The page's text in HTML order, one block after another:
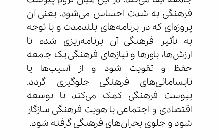
فرهنگی به شدت احساس می‌شود. یعنی آن
پروژه‌ای که در برنامه‌های بلندمدت و با توجه
به تأثیر فرهنگی آن برنامه‌ریزی شده تا
ارزش‌ها، باورها و نیازهای فرهنگی یک جامعه
حفظ و تقویت شود و از آسیب‌ها یا
نابسامانی‌های فرهنگی جلوگیری گردد.
پیوست فرهنگی کمک می‌کند تا توسعه
اقتصادی و اجتماعی با هویت فرهنگی سازگار
شود و جلوی بحران‌های فرهنگی گرفته شود.